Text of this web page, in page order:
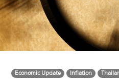
Economic Update Inflation